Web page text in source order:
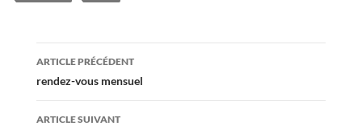
Navigation
des
articles
ARTICLE PRÉCÉDENT
rendez-vous mensuel
ARTICLE SUIVANT